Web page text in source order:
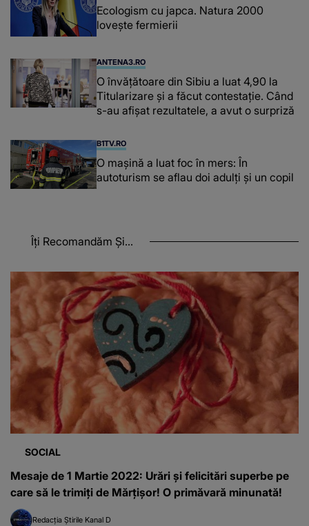
Ecologism cu japca. Natura 2000
lovește fermierii
ANTENA3.RO
O învățătoare din Sibiu a luat 4,90 la
Titularizare și a făcut contestație. Când
s-au afișat rezultatele, a avut o surpriză
B1TV.RO
O maşină a luat foc în mers: În
autoturism se aflau doi adulți și un copil
Îți Recomandăm Și...
SOCIAL
Mesaje de 1 Martie 2022: Urări şi felicitări superbe pe
care să le trimiți de Mărţişor! O primăvară minunată!
Redacția Știrile Kanal D